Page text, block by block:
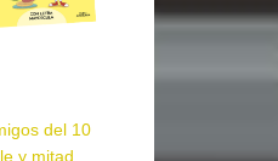
del 10
y mitad